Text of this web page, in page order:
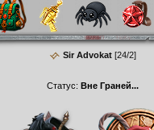
Статус: Вне Граней...
Sir Advokat [24/2]